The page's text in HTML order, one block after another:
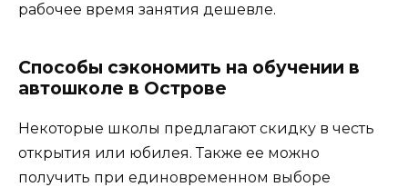
рабочее время занятия дешевле.
Способы сэкономить на обучении в
автошколе в Острове
Некоторые школы предлагают скидку в честь
открытия или юбилея. Также ее можно
получить при единовременном выборе